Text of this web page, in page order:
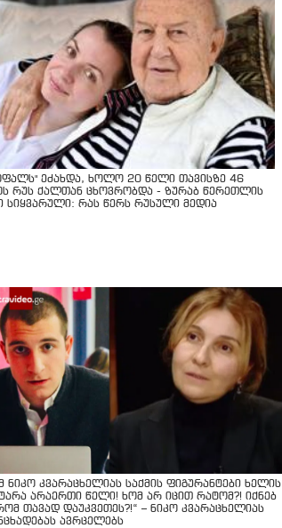
ეძახდა, ხოლო 20 წელი თავისზე 46
რუს ქალთან ცხოვრობდა - ზურაბ წერეთლის
სიყვარული: რას წერს რუსული მედია
ნიკო კვარაცხელიას საქმის ფიგურანტები ხელის
არაერთი წელი! ხომ არ იცით რატომ?! იქნებ
თავად დაუკვეთეს?!“ – ნიკო კვარაცხელიას
ავრცელებს